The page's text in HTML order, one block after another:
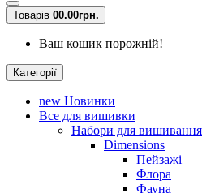
Товарів 00.00грн.
Ваш кошик порожній!
Категорії
new Новинки
Все для вишивки
Набори для вишивання
Dimensions
Пейзажі
Флора
Фауна